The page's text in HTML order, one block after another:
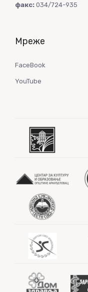
факс: 034/724-935
Мреже
FaceBook
YouTube